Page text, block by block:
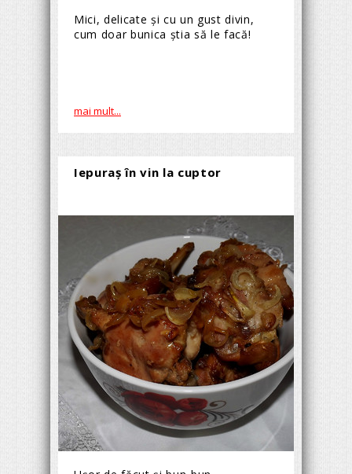
Mici, delicate şi cu un gust divin,
cum doar bunica ştia să le facă!
mai mult...
Iepuraş în vin la cuptor